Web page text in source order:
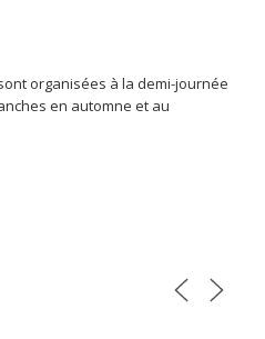
organisées à la demi-journée
en automne et au